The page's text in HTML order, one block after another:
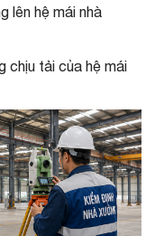
lên hệ mái nhà
chịu tải của hệ mái